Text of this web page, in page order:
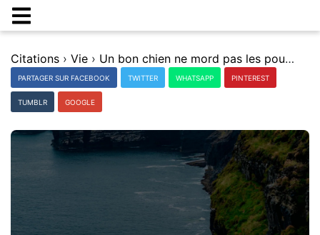
Citations › Vie › Un bon chien ne mord pas les poules. Un bon mari ne bat pas sa femme.
PARTAGER SUR FACEBOOK TWITTER WHATSAPP PINTEREST
TUMBLR GOOGLE